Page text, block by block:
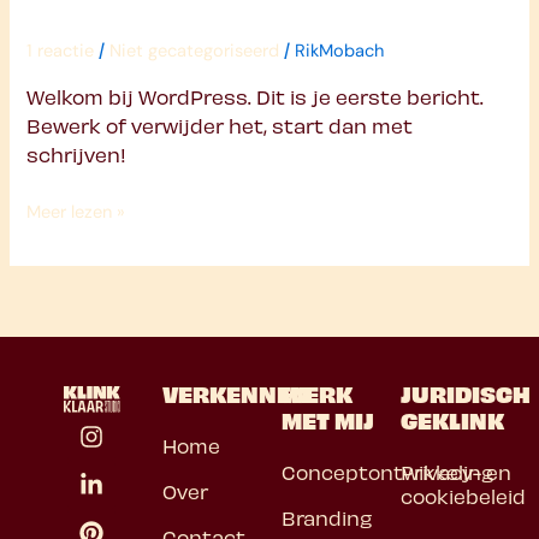
1 reactie / Niet gecategoriseerd / RikMobach
Welkom bij WordPress. Dit is je eerste bericht.
Bewerk of verwijder het, start dan met
schrijven!
Meer lezen »
I
n
s
t
a
L
i
n
k
e
P
i
n
t
e
VERKENNEN
Home
Over
WERK
MET MIJ
Conceptontwikkeling
Branding
JURIDISCH
GEKLINK
Privacy- en
cookiebeleid